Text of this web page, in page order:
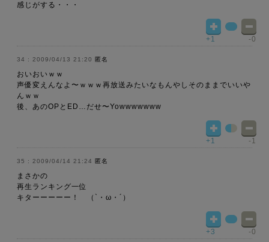
感じがする・・・
+1 -0
2009/04/13 21:20 匿名
おいおいｗｗ
声優変えんなよ〜ｗｗｗ再放送みたいなもんやしそのままでいいや
んｗｗ
後、あのOPとED…だせ〜Yowwwwwww
+1 -1
2009/04/14 21:24 匿名
まさかの
再生ランキング一位
キターーーーー！ （`・ω・´）
+3 -0